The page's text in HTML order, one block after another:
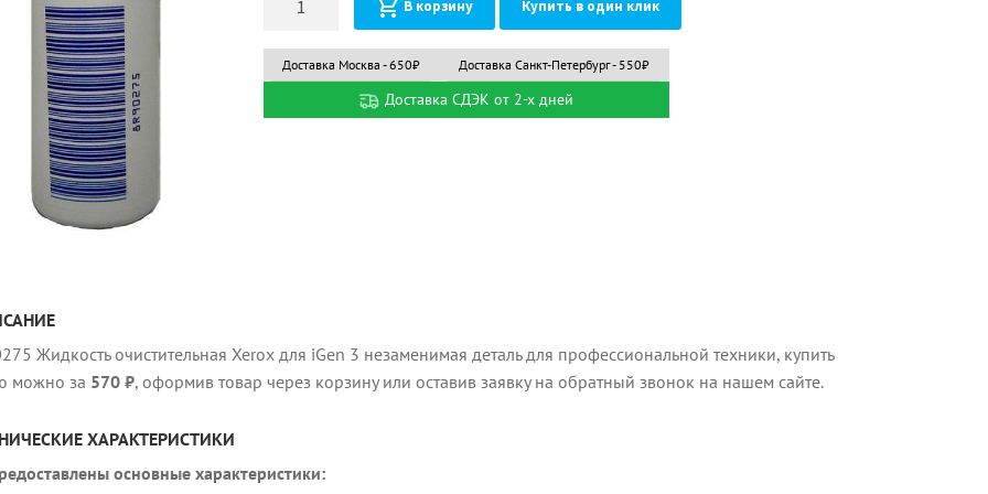
В корзину Купить в один клик
Доставка Москва - 650₽ Доставка Санкт-Петербург - 550₽
Доставка СДЭК от 2-х дней
Жидкость очистительная Xerox для iGen 3 незаменимая деталь для профессиональной техники, купить
можно за 570 ₽, оформив товар через корзину или оставив заявку на обратный звонок на нашем сайте.
ХАРАКТЕРИСТИКИ
основные характеристики: